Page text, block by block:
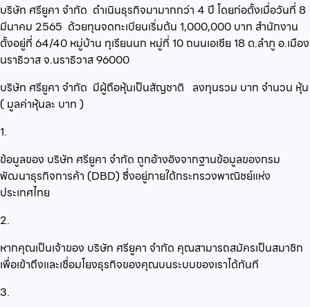
บริษัท ศรียูคา จำกัด ดำเนินธุรกิจมามากกว่า 4 ปี โดยก่อตั้งเมื่อวันที่ 8
มีนาคม 2565 ด้วยทุนจดทะเบียนเริ่มต้น 1,000,000 บาท สำนักงาน
ตั้งอยู่ที่ 64/40 หมู่บ้าน ทุเรียนนก หมู่ที่ 10 ถนนเอเชีย 18 ต.ลำภู อ.เมือง
นราธิวาส จ.นราธิวาส 96000
บริษัท ศรียูคา จำกัด มีผู้ถือหุ้นเป็นสัญชาติ ลงทุนรวม บาท จำนวน หุ้น
( มูลค่าหุ้นละ บาท )
1.
ข้อมูลของ บริษัท ศรียูคา จำกัด ถูกอ้างอิงจากฐานข้อมูลของกรม
พัฒนาธุรกิจการค้า (DBD) ซึ่งอยู่ภายใต้กระทรวงพาณิชย์แห่ง
ประเทศไทย
2.
หากคุณเป็นเจ้าของ บริษัท ศรียูคา จำกัด คุณสามารถสมัครเป็นสมาชิก
เพื่อเข้าถึงและเชื่อมโยงธุรกิจของคุณบนระบบของเราได้ทันที
3.